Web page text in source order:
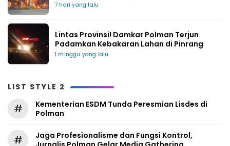
7 hari yang lalu
Lintas Provinsi! Damkar Polman Terjun
Padamkan Kebakaran Lahan di Pinrang
1 minggu yang lalu
LIST STYLE 2
#
Kementerian ESDM Tunda Peresmian Lisdes di
Polman
#
Jaga Profesionalisme dan Fungsi Kontrol,